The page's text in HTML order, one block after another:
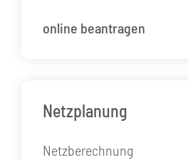
online beantragen
Netzplanung
Netzberechnung